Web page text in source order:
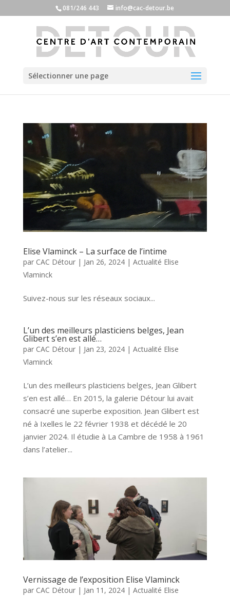
081/246 443 info@cac-detour.be
Sélectionner une page
Elise Vlaminck – La surface de l’intime
par CAC Détour| Jan 26, 2024| Actualité Elise
Vlaminck
Suivez-nous sur les réseaux sociaux...
L’un des meilleurs plasticiens belges, Jean
Glibert s’en est allé…
par CAC Détour| Jan 23, 2024| Actualité Elise
Vlaminck
L’un des meilleurs plasticiens belges, Jean Glibert
s’en est allé… En 2015, la galerie Détour lui avait
consacré une superbe exposition. Jean Glibert est
né à Ixelles le 22 février 1938 et décédé le 20
janvier 2024. Il étudie à La Cambre de 1958 à 1961
dans l’atelier...
Vernissage de l’exposition Elise Vlaminck
par CAC Détour| Jan 11, 2024| Actualité Elise